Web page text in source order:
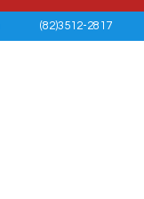
(82)3512-2817